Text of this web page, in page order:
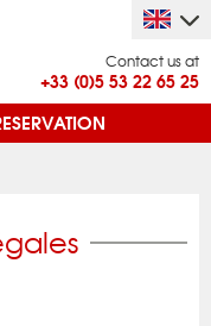
Contact us at
+33 (0)5 53 22 65 25